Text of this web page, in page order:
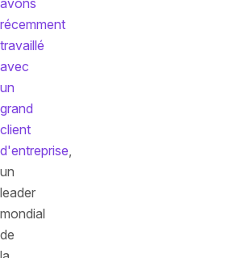
avons
récemment
travaillé
avec
un
grand
client
d'entreprise,
un
leader
mondial
de